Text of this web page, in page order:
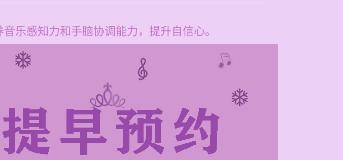
乐感知力和手脑协调能力，提升自信心。